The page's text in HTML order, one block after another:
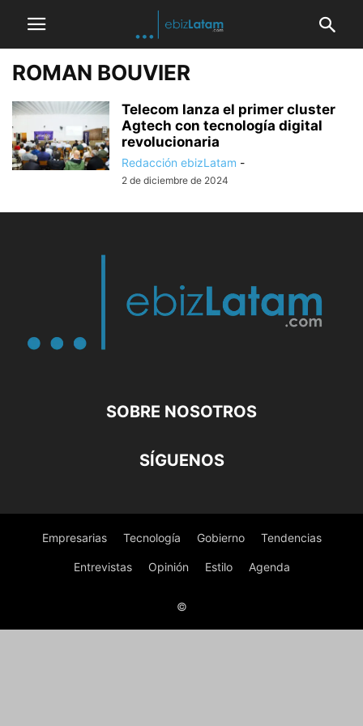
ROMAN BOUVIER
Telecom lanza el primer cluster
Agtech con tecnología digital
revolucionaria
Redacción ebizLatam -
2 de diciembre de 2024
SOBRE NOSOTROS
SÍGUENOS
Empresarias Tecnología Gobierno Tendencias
Entrevistas Opinión Estilo Agenda
©